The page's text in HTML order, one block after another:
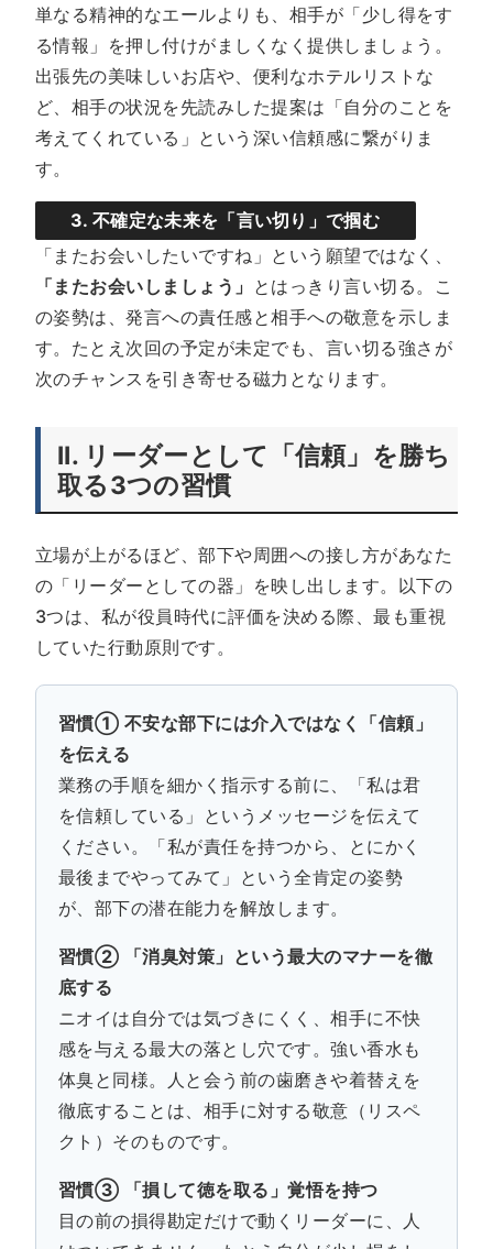
単なる精神的なエールよりも、相手が「少し得をす
る情報」を押し付けがましくなく提供しましょう。
出張先の美味しいお店や、便利なホテルリストな
ど、相手の状況を先読みした提案は「自分のことを
考えてくれている」という深い信頼感に繋がりま
す。
3. 不確定な未来を「言い切り」で掴む
「またお会いしたいですね」という願望ではなく、
「またお会いしましょう」 とはっきり言い切る。こ
の姿勢は、発言への責任感と相手への敬意を示しま
す。たとえ次回の予定が未定でも、言い切る強さが
次のチャンスを引き寄せる磁力となります。
II. リーダーとして「信頼」を勝ち
取る3つの習慣
立場が上がるほど、部下や周囲への接し方があなた
の「リーダーとしての器」を映し出します。以下の
3つは、私が役員時代に評価を決める際、最も重視
していた行動原則です。
習慣① 不安な部下には介入ではなく「信頼」
を伝える
業務の手順を細かく指示する前に、「私は君
を信頼している」というメッセージを伝えて
ください。「私が責任を持つから、とにかく
最後までやってみて」という全肯定の姿勢
が、部下の潜在能力を解放します。
習慣② 「消臭対策」という最大のマナーを徹
底する
ニオイは自分では気づきにくく、相手に不快
感を与える最大の落とし穴です。強い香水も
体臭と同様。人と会う前の歯磨きや着替えを
徹底することは、相手に対する敬意（リスペ
クト）そのものです。
習慣③ 「損して徳を取る」覚悟を持つ
目の前の損得勘定だけで動くリーダーに、人